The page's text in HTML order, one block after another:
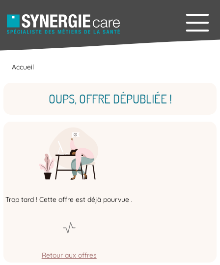
Accueil
OUPS, OFFRE DÉPUBLIÉE !
Trop tard ! Cette offre est déjà pourvue .
Retour aux offres